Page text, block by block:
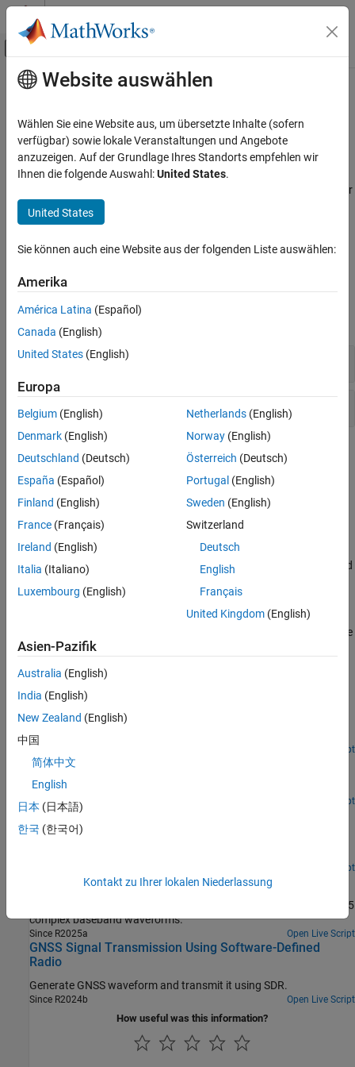
Weiter zum Inhalt
Umschaltung für Off-Canvas-
Startseite der Dokumentation
Satellite Communications Toolbox
Signal Transmission
Satellite RF Signal Transmission
Optical Signal Transmission
Hauptinhalt
GNSS Signal Transmission
Generate GNSS waveforms for GPS, Galileo, NavIC, and QZSS
systems
Generate satellite navigation signals for GPS, Galileo, NavIC, and
QZSS systems. The toolbox also offers multiplexing techniques for
GNSS signals.
Link-Level Simulationcategory.
Functions
Waveform Generation
Topics
GPS and How It Works
Learn about GPS, its segments, and how GPS and other GNSS
GPS Signals
Describes the signal specifications of legacy (C/A and P-code) and
Understand Galileo signal characteristics and navigation message
formats.
Featured Examples
GPS Waveform Generation
Generate a complex baseband GPS waveform.
Open Live Script
GPS L1C Waveform Generation
Generate a GPS L1C waveform.
Open Live Script
NavIC Waveform Generation
Generate NavIC SPS data and complex baseband NavIC
Open Live Script
Galileo Waveform Generation
Generate Galileo F/NAV and I/NAV data, ranging codes, and E1/E5
complex baseband waveforms.
Since R2025a Open Live Script
GNSS Signal Transmission Using Software-Defined
Radio
Generate GNSS waveform and transmit it using SDR.
Since R2024b Open Live Script
How useful was this information?
Website auswählen
Wählen Sie eine Website aus, um übersetzte Inhalte (sofern
verfügbar) sowie lokale Veranstaltungen und Angebote
anzuzeigen. Auf der Grundlage Ihres Standorts empfehlen wir
Ihnen die folgende Auswahl:United States.
United States
Sie können auch eine Website aus der folgenden Liste auswählen:
Amerika
América Latina (Español)
Canada (English)
United States (English)
Europa
Belgium (English)
Denmark (English)
Deutschland (Deutsch)
España (Español)
Finland (English)
France (Français)
Ireland (English)
Italia (Italiano)
Luxembourg (English)
Netherlands(English)
Norway(English)
Österreich (Deutsch)
Portugal (English)
Sweden (English)
Switzerland
Deutsch
English
Français
United Kingdom(English)
Asien-Pazifik
Australia (English)
India (English)
New Zealand (English)
中国
简体中文
English
日本 (日本語)
한국 (한국어)
Kontakt zu Ihrer lokalen Niederlassung